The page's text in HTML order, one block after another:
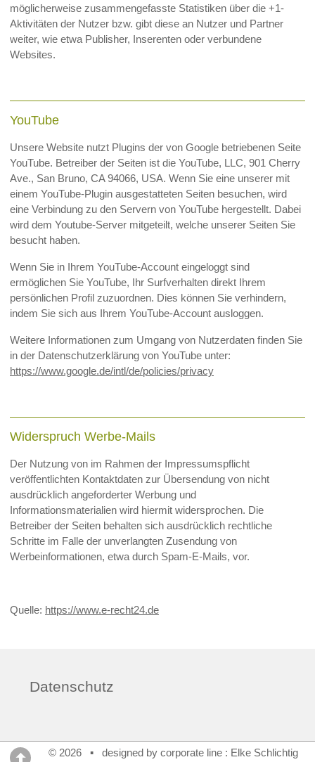
möglicherweise zusammengefasste Statistiken über die +1-
Aktivitäten der Nutzer bzw. gibt diese an Nutzer und Partner
weiter, wie etwa Publisher, Inserenten oder verbundene
Websites.
YouTube
Unsere Website nutzt Plugins der von Google betriebenen Seite
YouTube. Betreiber der Seiten ist die YouTube, LLC, 901 Cherry
Ave., San Bruno, CA 94066, USA. Wenn Sie eine unserer mit
einem YouTube-Plugin ausgestatteten Seiten besuchen, wird
eine Verbindung zu den Servern von YouTube hergestellt. Dabei
wird dem Youtube-Server mitgeteilt, welche unserer Seiten Sie
besucht haben.
Wenn Sie in Ihrem YouTube-Account eingeloggt sind
ermöglichen Sie YouTube, Ihr Surfverhalten direkt Ihrem
persönlichen Profil zuzuordnen. Dies können Sie verhindern,
indem Sie sich aus Ihrem YouTube-Account ausloggen.
Weitere Informationen zum Umgang von Nutzerdaten finden Sie
in der Datenschutzerklärung von YouTube unter:
https://www.google.de/intl/de/policies/privacy
Widerspruch Werbe-Mails
Der Nutzung von im Rahmen der Impressumspflicht
veröffentlichten Kontaktdaten zur Übersendung von nicht
ausdrücklich angeforderter Werbung und
Informationsmaterialien wird hiermit widersprochen. Die
Betreiber der Seiten behalten sich ausdrücklich rechtliche
Schritte im Falle der unverlangten Zusendung von
Werbeinformationen, etwa durch Spam-E-Mails, vor.
Quelle: https://www.e-recht24.de
Datenschutz
© 2026 ▪ designed by corporate line : Elke Schlichtig